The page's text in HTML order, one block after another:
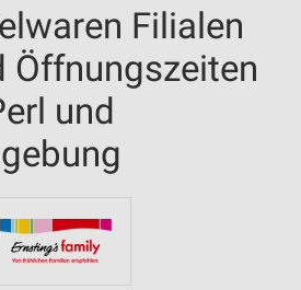
Filialen
Öffnungszeiten
und